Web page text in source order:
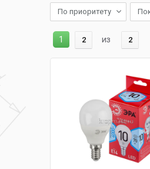
По приоритету
1 2 из 2